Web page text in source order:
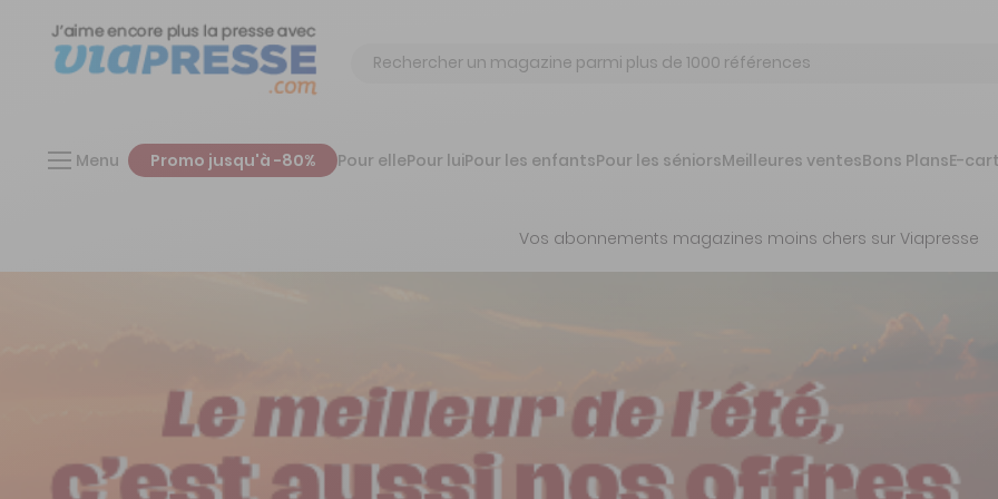
Chercher
Menu Promo jusqu'à -80% Pour ellePour luiPour les enfantsPour les séniorsMeilleures ventesBons PlansE-
Vos abonnements magazines moins chers sur Viapresse